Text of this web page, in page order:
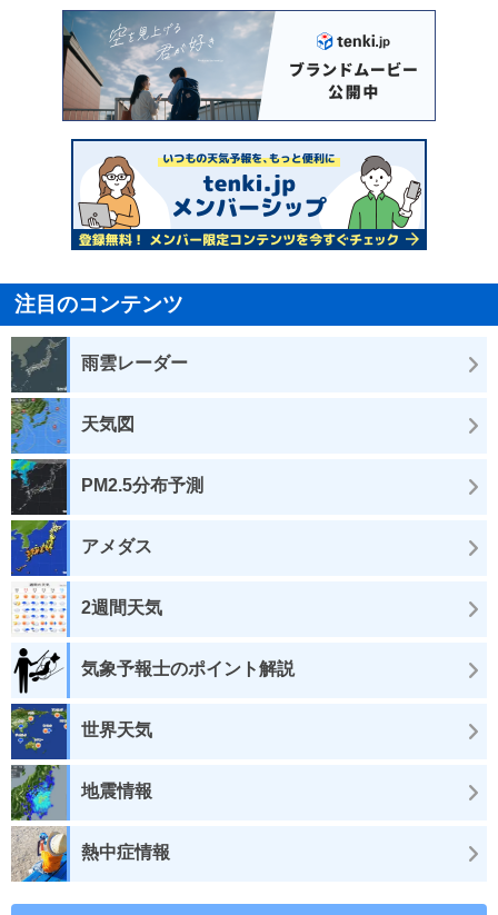
注目のコンテンツ
雨雲レーダー
天気図
PM2.5分布予測
アメダス
2週間天気
気象予報士のポイント解説
世界天気
地震情報
熱中症情報